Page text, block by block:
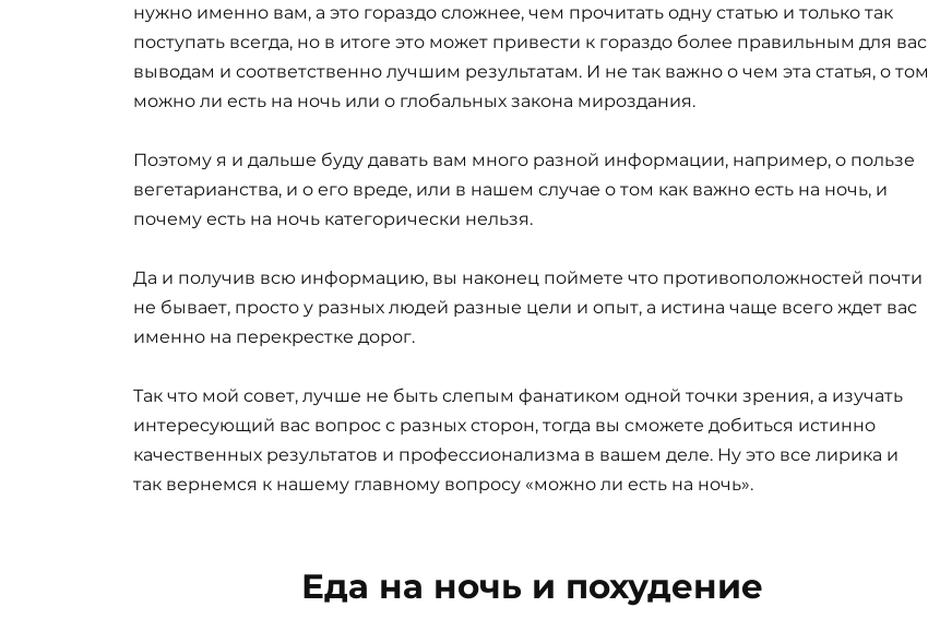
нужно именно вам, а это гораздо сложнее, чем прочитать одну статью и только так
поступать всегда, но в итоге это может привести к гораздо более правильным для вас
выводам и соответственно лучшим результатам. И не так важно о чем эта статья, о том
можно ли есть на ночь или о глобальных закона мироздания.
Поэтому я и дальше буду давать вам много разной информации, например, о пользе
вегетарианства, и о его вреде, или в нашем случае о том как важно есть на ночь, и
почему есть на ночь категорически нельзя.
Да и получив всю информацию, вы наконец поймете что противоположностей почти
не бывает, просто у разных людей разные цели и опыт, а истина чаще всего ждет вас
именно на перекрестке дорог.
Так что мой совет, лучше не быть слепым фанатиком одной точки зрения, а изучать
интересующий вас вопрос с разных сторон, тогда вы сможете добиться истинно
качественных результатов и профессионализма в вашем деле. Ну это все лирика и
так вернемся к нашему главному вопросу «можно ли есть на ночь».
Еда на ночь и похудение